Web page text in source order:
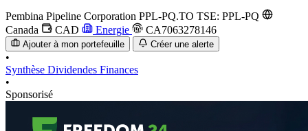
Pembina Pipeline Corporation PPL-PQ.TO TSE: PPL-PQ
Canada
CAD Energie CA7063278146
Ajouter à mon portefeuille Créer une alerte
•
Synthèse Dividendes Finances
•
Sponsorisé